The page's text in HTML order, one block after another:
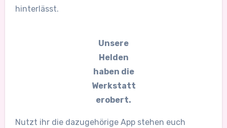
hinterlässt.
Unsere
Helden
haben die
Werkstatt
erobert.
Nutzt ihr die dazugehörige App stehen euch